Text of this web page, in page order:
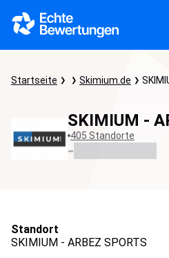
Startseite Skimium.de
SKIMIUM -
405 Standorte
-
Standort
SKIMIUM - ARBEZ SPORTS